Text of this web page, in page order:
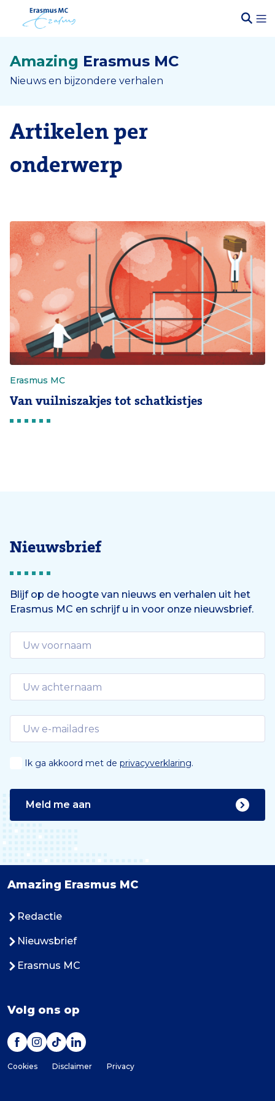
Amazing Erasmus MC
Nieuws en bijzondere verhalen
Artikelen per
onderwerp
Erasmus MC
Van vuilniszakjes tot schatkistjes
Nieuwsbrief
Blijf op de hoogte van nieuws en verhalen uit het
Erasmus MC en schrijf u in voor onze nieuwsbrief.
Ik ga akkoord met de privacyverklaring.
Meld me aan
Amazing Erasmus MC
Redactie
Nieuwsbrief
Erasmus MC
Volg ons op
Cookies Disclaimer Privacy